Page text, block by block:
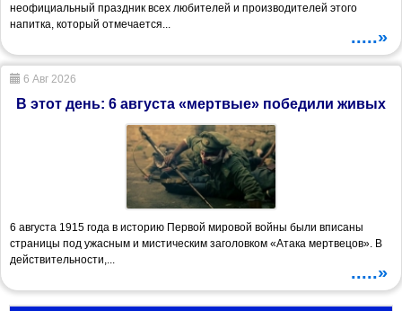
неофициальный праздник всех любителей и производителей этого
напитка, который отмечается...
.....»
6 Авг 2026
В этот день: 6 августа «мертвые» победили живых
6 августа 1915 года в историю Первой мировой войны были вписаны
страницы под ужасным и мистическим заголовком «Атака мертвецов». В
действительности,...
.....»